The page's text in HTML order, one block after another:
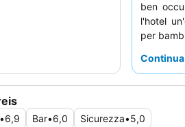
ben
l'hotel
per
il
•6,9 Bar•6,0 Sicurezza•5,0